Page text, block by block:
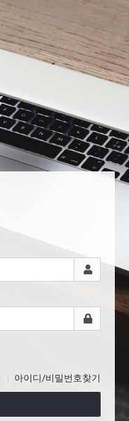
아이디/비밀번호찾기